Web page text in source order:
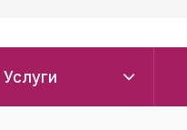
Услуги